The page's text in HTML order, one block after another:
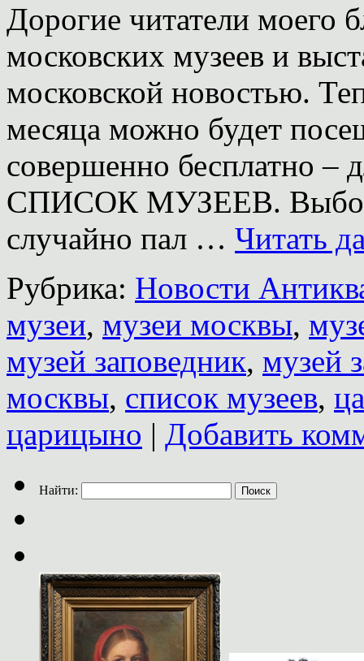
Дорогие читатели моего
московских музеев и
московской новостью.
месяца можно будет
совершенно бесплатно –
СПИСОК МУЗЕЕВ. Выбор
случайно пал … Читать
Рубрика: Новости
музеи, музеи москвы,
музей заповедник, музей
москвы, список музеев,
царицыно | Добавить
Найти: